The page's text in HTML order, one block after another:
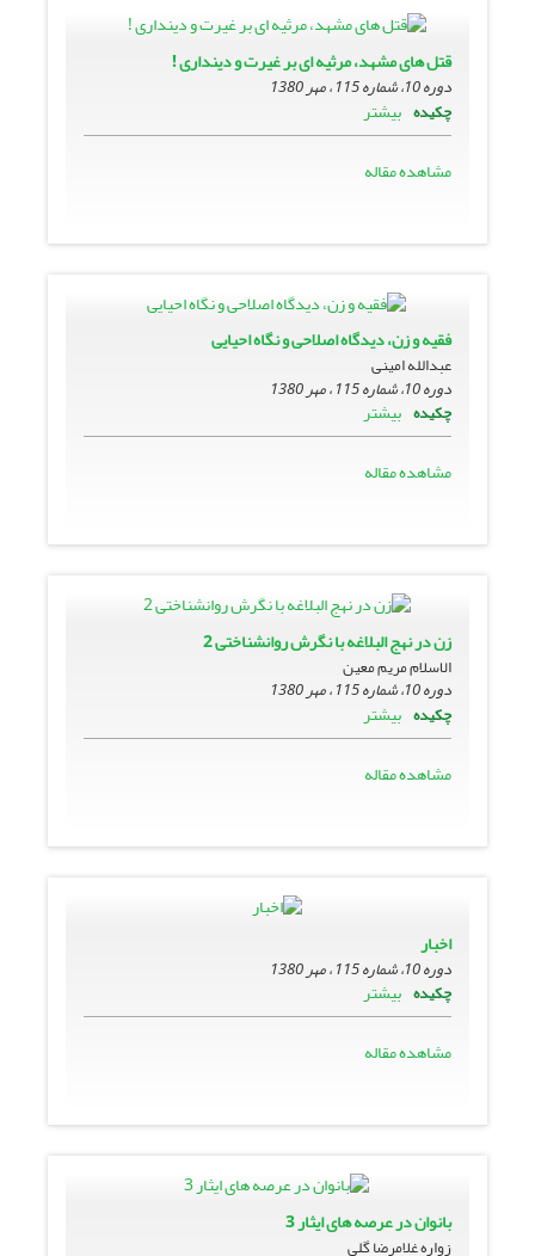
قتل هاى مشهد، مرثیه اى بر غیرت و دیندارى !
دوره 10، شماره 115 ، مهر 1380
چکیده بیشتر
مشاهده مقاله
فقیه و زن، دیدگاه اصلاحى و نگاه احیایى
عبدالله امینی
دوره 10، شماره 115 ، مهر 1380
چکیده بیشتر
مشاهده مقاله
زن در نهج البلاغه با نگرش روانشناختى 2
الاسلام مریم معین
دوره 10، شماره 115 ، مهر 1380
چکیده بیشتر
مشاهده مقاله
اخبار
دوره 10، شماره 115 ، مهر 1380
چکیده بیشتر
مشاهده مقاله
بانوان در عرصه هاى ایثار 3
زواره‏ غلامرضا گلى